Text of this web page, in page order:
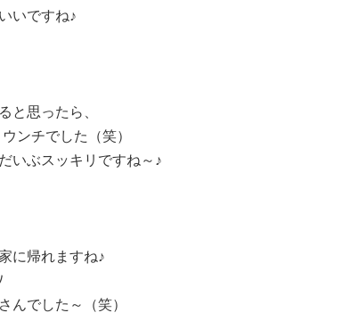
いですね♪
と思ったら、
ンチでした（笑）
いぶスッキリですね～♪
に帰れますね♪
んでした～（笑）